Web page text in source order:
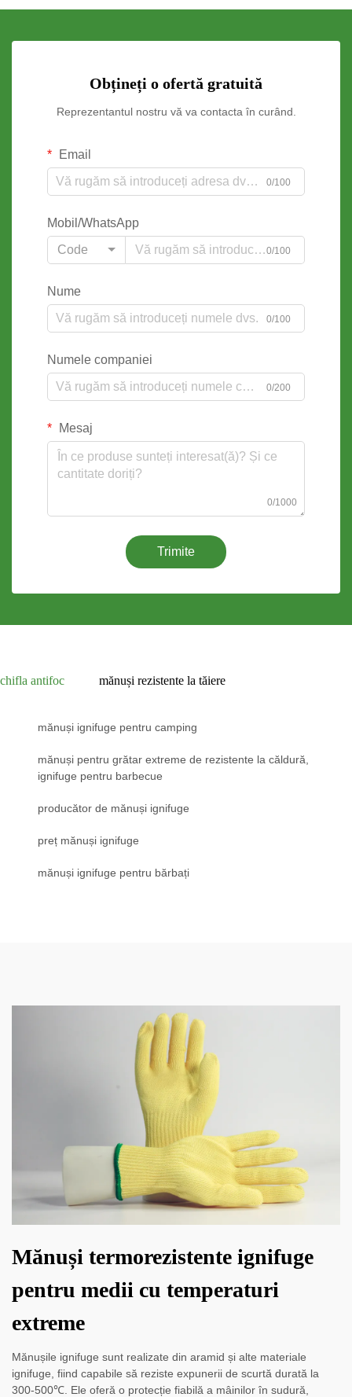
Obțineți o ofertă gratuită
Reprezentantul nostru vă va contacta în curând.
Email
0/100
Mobil/WhatsApp
Code
0/100
Nume
0/100
Numele companiei
0/200
Mesaj
0/1000
Trimite
chifla antifoc mănuși rezistente la tăiere
mănuși ignifuge pentru camping
mănuși pentru grătar extreme de rezistente la căldură,
ignifuge pentru barbecue
producător de mănuși ignifuge
preț mănuși ignifuge
mănuși ignifuge pentru bărbați
Mănuși termorezistente ignifuge
pentru medii cu temperaturi
extreme
Mănușile ignifuge sunt realizate din aramid și alte materiale
ignifuge, fiind capabile să reziste expunerii de scurtă durată la
300-500℃. Ele oferă o protecție fiabilă a mâinilor în sudură,